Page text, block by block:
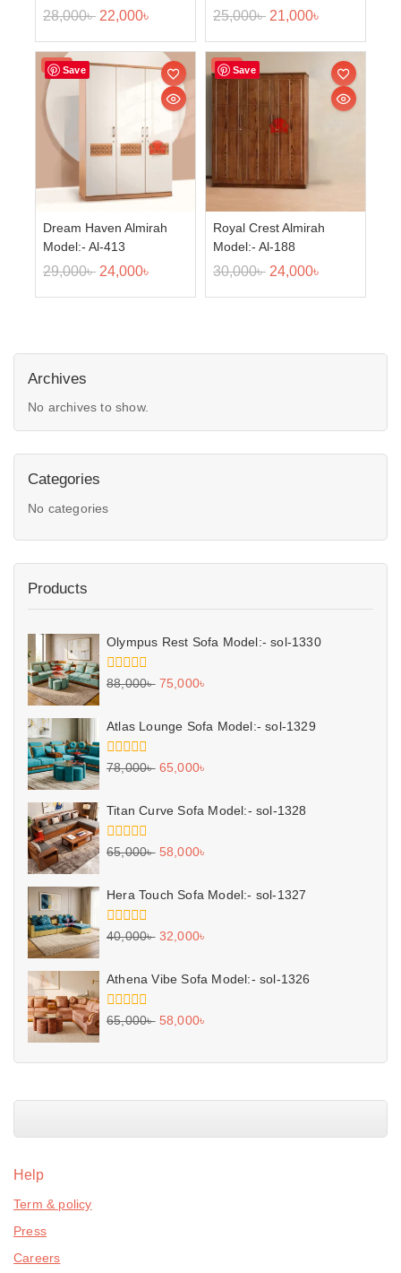
28,000৳ 22,000৳ 25,000৳ 21,000৳
Save
Sale!
Dream Haven Almirah
Model:- Al-413
29,000৳ 24,000৳
Save
Sale!
Royal Crest Almirah
Model:- Al-188
30,000৳ 24,000৳
Archives
No archives to show.
Categories
No categories
Products
Olympus Rest Sofa Model:- sol-1330
0
5
88,000৳ 75,000৳
Atlas Lounge Sofa Model:- sol-1329
0
5
78,000৳ 65,000৳
Titan Curve Sofa Model:- sol-1328
0
5
65,000৳ 58,000৳
Hera Touch Sofa Model:- sol-1327
0
5
40,000৳ 32,000৳
Athena Vibe Sofa Model:- sol-1326
0
5
65,000৳ 58,000৳
Help
Term & policy
Press
Careers